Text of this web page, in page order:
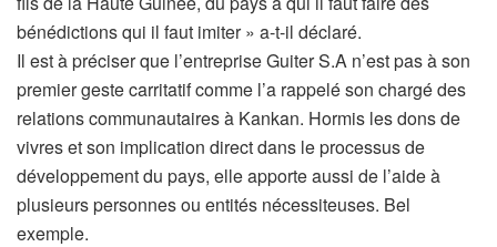
bénédictions qui il faut imiter » a-t-il déclaré.
Il est à préciser que l’entreprise Guiter S.A n’est pas à son
premier geste carritatif comme l’a rappelé son chargé des
relations communautaires à Kankan. Hormis les dons de
vivres et son implication direct dans le processus de
développement du pays, elle apporte aussi de l’aide à
plusieurs personnes ou entités nécessiteuses. Bel
exemple.